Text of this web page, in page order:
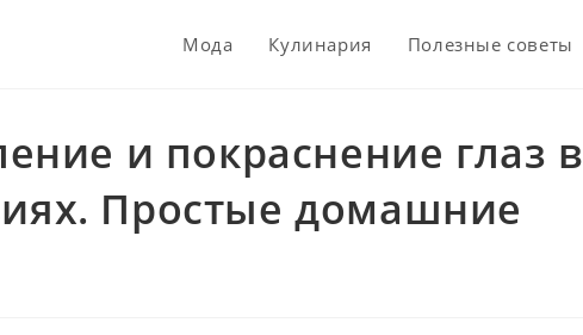
Мода Кулинария Полезные советы
и покраснение глаз в
Простые домашние